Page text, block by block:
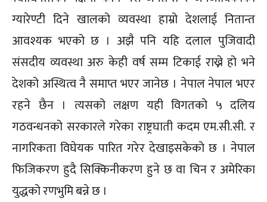
ग्यारेण्टी दिने खालको व्यवस्था हाम्रो देशलाई नितान्त
आवश्यक भएको छ । अझै पनि यहि दलाल पुजिवादी
संसदीय व्यवस्था अरु केही वर्ष सम्म टिकाई राख्ने हो भने
देशको अस्थित्व नै समाप्त भएर जानेछ । नेपाल नेपाल भएर
रहने छैन । त्यसको लक्षण यही विगतको ५ दलिय
गठवन्धनको सरकारले गरेका राष्ट्रघाती कदम एम.सी.सी. र
नागरिकता विघेयक पारित गरेर देखाइसकेको छ । नेपाल
फिजिकरण हुदै सिक्किनीकरण हुने छ वा चिन र अमेरिका
युद्धको रणभुमि बन्ने छ ।